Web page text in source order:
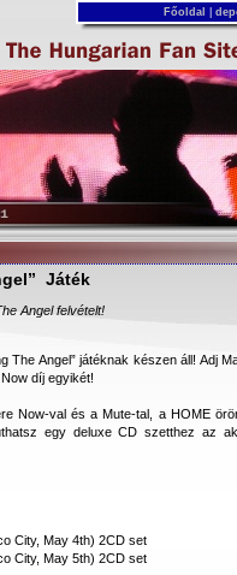
Főoldal
Játék
Angel felvételt!
The Angel” játéknak készen áll! Adj
díj egyikét!
Now-val és a Mute-tal, a HOME
egy deluxe CD szetthez az
City, May 4th) 2CD set
City, May 5th) 2CD set